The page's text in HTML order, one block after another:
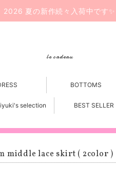
2026 夏の新作続々入荷中です✨
le cadeau
BOTTOMS
selection BEST SELLER
middle lace skirt ( 2color )